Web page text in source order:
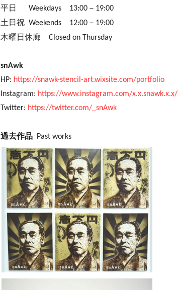
平日 Weekdays 13:00－19:00
土日祝 Weekends 12:00－19:00
木曜日休廊 Closed on Thursday
snAwk
HP: https://snawk-stencil-art.wixsite.com/portfolio
Instagram: https://www.instagram.com/x.x.snawk.x.x/
Twitter: https://twitter.com/_snAwk
過去作品Past works